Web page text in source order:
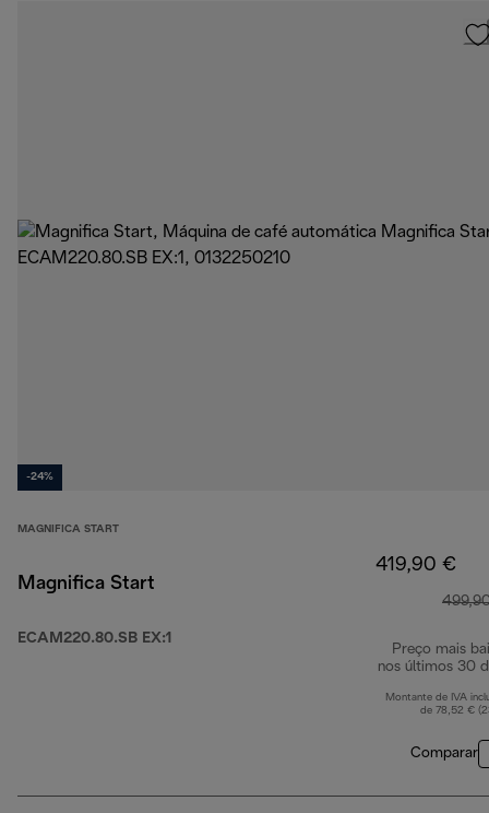
-24%
MAGNIFICA START
Magnifica Start
ECAM220.80.SB EX:1
419,90 €
Preço mais
nos últimos 30
Montante de IVA
de 78,52 €
Comparar